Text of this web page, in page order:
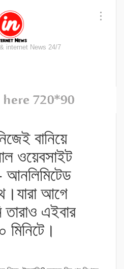
internet News 24/7
বানিয়ে
ওয়েবসাইট
আনলিমিটেড
আগে
এইবার
মিনিটে।